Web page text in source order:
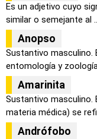
Es un adjetivo cuyo
similar o semejante al
Anopso
Sustantivo masculino.
entomología y
Amarinita
Sustantivo masculino.
materia médica) se
Andrófobo